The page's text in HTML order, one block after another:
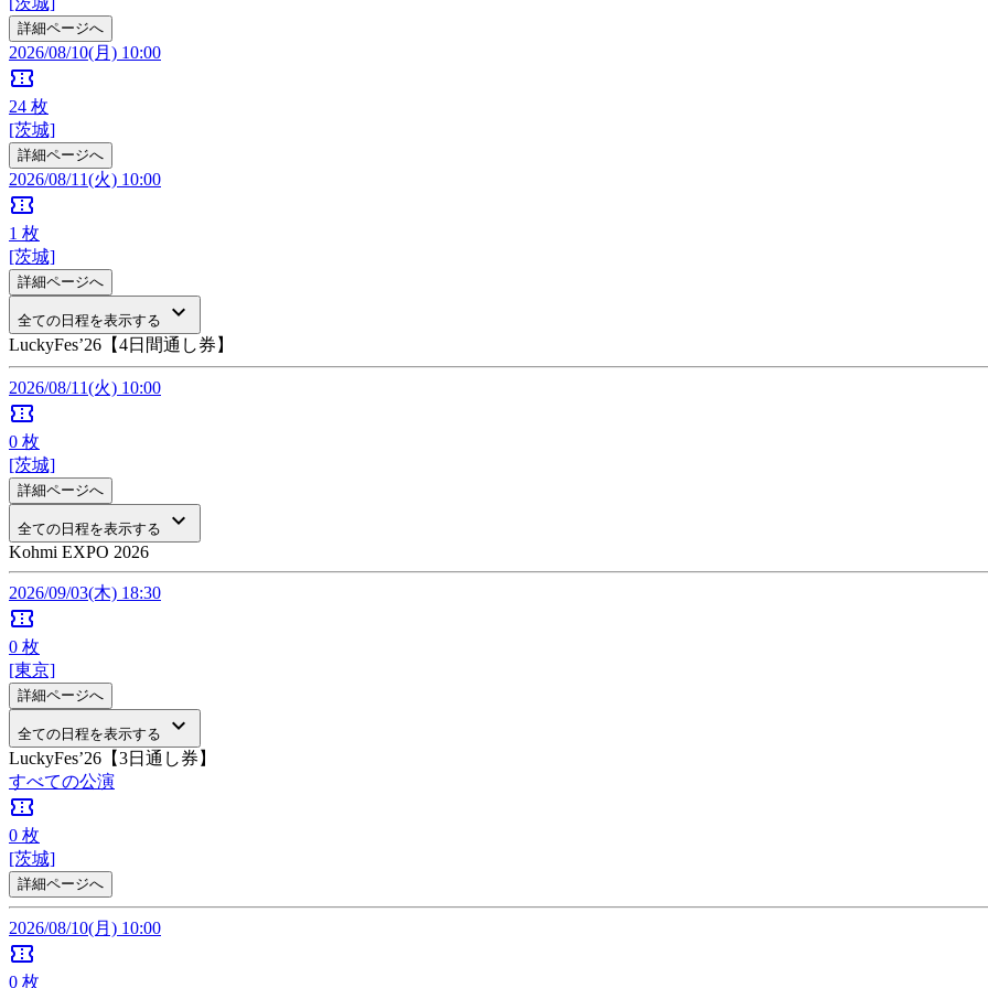
詳細ページへ
2026/08/10(月) 10:00
confirmation_number
24 枚
[茨城]
詳細ページへ
2026/08/11(火) 10:00
confirmation_number
1 枚
[茨城]
詳細ページへ
全ての日程を表示する keyboard_arrow_down
LuckyFes’26【4日間通し券】
2026/08/11(火) 10:00
confirmation_number
0 枚
[茨城]
詳細ページへ
全ての日程を表示する keyboard_arrow_down
Kohmi EXPO 2026
2026/09/03(木) 18:30
confirmation_number
0 枚
[東京]
詳細ページへ
全ての日程を表示する keyboard_arrow_down
LuckyFes’26【3日通し券】
すべての公演
confirmation_number
0 枚
[茨城]
詳細ページへ
2026/08/10(月) 10:00
confirmation_number
0 枚